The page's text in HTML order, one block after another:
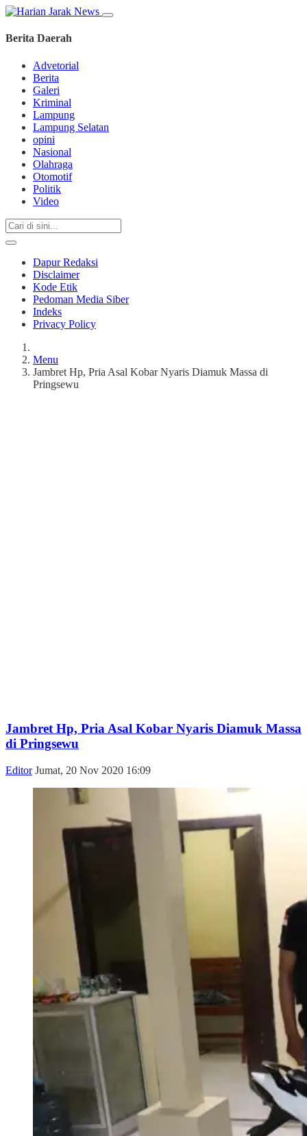
Berita Daerah
Advetorial
Berita
Galeri
Kriminal
Lampung
Lampung Selatan
opini
Nasional
Olahraga
Otomotif
Politik
Video
Dapur Redaksi
Disclaimer
Kode Etik
Pedoman Media Siber
Indeks
Privacy Policy
Menu
Jambret Hp, Pria Asal Kobar Nyaris Diamuk Massa di
Pringsewu
Jambret Hp, Pria Asal Kobar Nyaris Diamuk Massa
di Pringsewu
Editor Jumat, 20 Nov 2020 16:09